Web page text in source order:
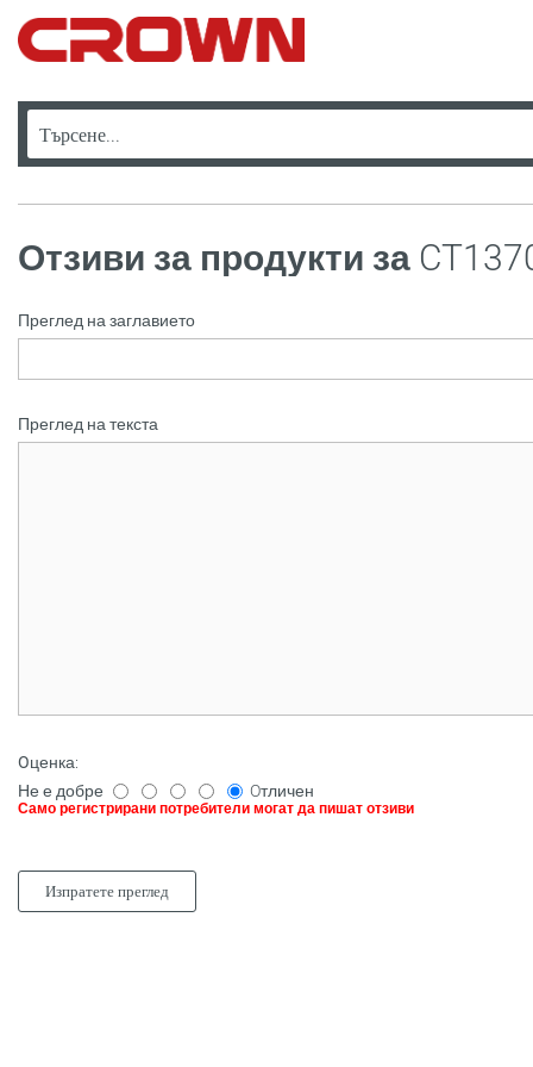
Отзиви за продукти за
Само регистрирани потребители могат да пишат отзиви
Преглед на заглавието
Преглед на текста
Oценка:
Не е добре
Oтличен